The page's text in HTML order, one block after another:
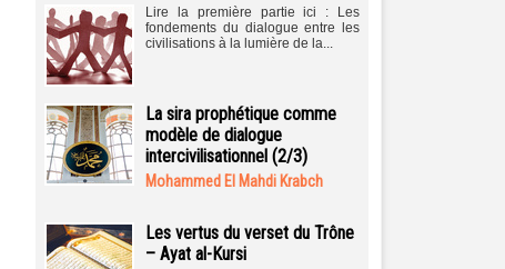
Lire la première partie ici : Les
fondements du dialogue entre les
civilisations à la lumière de la...
La sira prophétique comme
modèle de dialogue
intercivilisationnel (2/3)
Mohammed El Mahdi Krabch
Les vertus du verset du Trône
– Ayat al-Kursi